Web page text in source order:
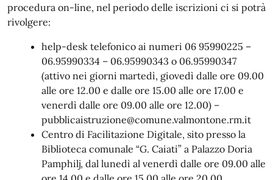
procedura on-line, nel periodo delle iscrizioni ci si potrà
rivolgere:
help-desk telefonico ai numeri 06 95990225 –
06.95990334 – 06.95990343 o 06.95990347
(attivo nei giorni martedì, giovedì dalle ore 09.00
alle ore 12.00 e dalle ore 15.00 alle ore 17.00 e
venerdì dalle ore 09.00 alle ore 12.00) –
pubblicaistruzione@comune.valmontone.rm.it
Centro di Facilitazione Digitale, sito presso la
Biblioteca comunale “G. Caiati” a Palazzo Doria
Pamphilj, dal lunedì al venerdì dalle ore 09.00 alle